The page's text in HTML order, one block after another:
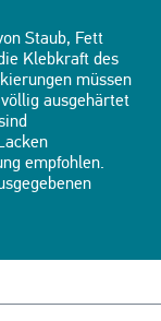
Staub, Fett
Klebkraft des
müssen
ausgehärtet
empfohlen.